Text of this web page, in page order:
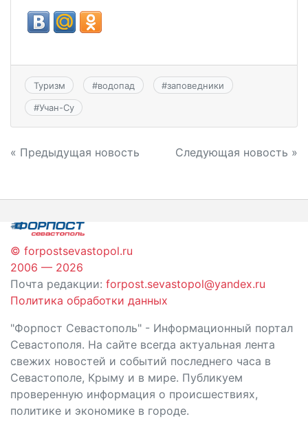
Туризм #водопад #заповедники
#Учан-Су
Навигация
записям
« Предыдущая новость Следующая новость »
© forpostsevastopol.ru
2006 — 2026
Почта редакции: forpost.sevastopol@yandex.ru
Политика обработки данных
"Форпост Севастополь" - Информационный портал
Севастополя. На сайте всегда актуальная лента
свежих новостей и событий последнего часа в
Севастополе, Крыму и в мире. Публикуем
проверенную информация о происшествиях,
политике и экономике в городе.